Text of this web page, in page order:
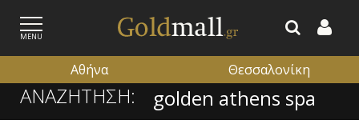
MENU
ΕΓΓΡΑΦΗ ΕΙΣΟΔΟΣ
Αθήνα Θεσσαλονίκη
ΑΝΑΖΗΤΗΣΗ: